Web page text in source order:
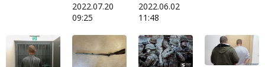
2022.07.20
09:25
2022.06.02
11:48